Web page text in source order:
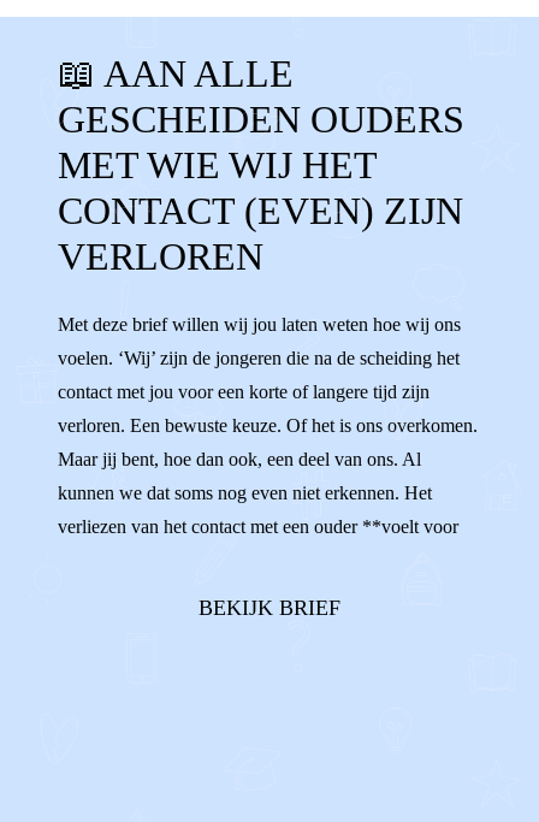
CONTACTVERLIES
CONTACT VERLOREN
GEEN CONTACT OUDERS NIET ZIEN
AANDACHT KWIJT
📖 AAN ALLE
GESCHEIDEN OUDERS
MET WIE WIJ HET
CONTACT (EVEN) ZIJN
VERLOREN
Met deze brief willen wij jou laten weten hoe wij ons
voelen. ‘Wij’ zijn de jongeren die na de scheiding het
contact met jou voor een korte of langere tijd zijn
verloren. Een bewuste keuze. Of het is ons overkomen.
Maar jij bent, hoe dan ook, een deel van ons. Al
kunnen we dat soms nog even niet erkennen. Het
verliezen van het contact met een ouder **voelt voor
BEKIJK BRIEF